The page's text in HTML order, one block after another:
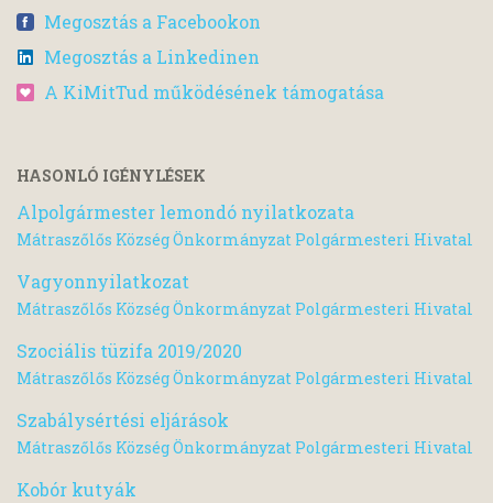
Megosztás a Facebookon
Megosztás a Linkedinen
A KiMitTud működésének támogatása
HASONLÓ IGÉNYLÉSEK
Alpolgármester lemondó nyilatkozata
Mátraszőlős Község Önkormányzat Polgármesteri Hivatal
Vagyonnyilatkozat
Mátraszőlős Község Önkormányzat Polgármesteri Hivatal
Szociális tüzifa 2019/2020
Mátraszőlős Község Önkormányzat Polgármesteri Hivatal
Szabálysértési eljárások
Mátraszőlős Község Önkormányzat Polgármesteri Hivatal
Kobór kutyák